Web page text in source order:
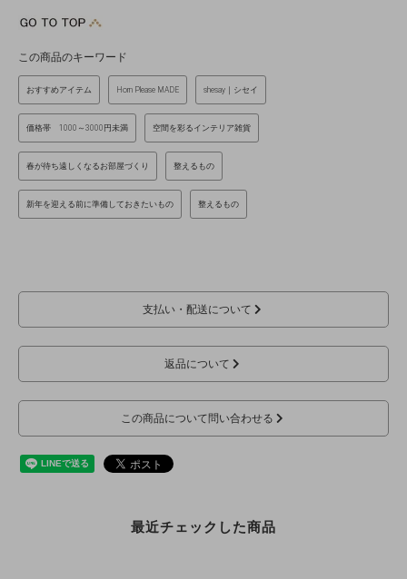
この商品のキーワード
おすすめアイテム Horn Please MADE shesay｜シセイ
価格帯 1000～3000円未満 空間を彩るインテリア雑貨
春が待ち遠しくなるお部屋づくり 整えるもの
新年を迎える前に準備しておきたいもの 整えるもの
支払い・配送について
返品について
この商品について問い合わせる
最近チェックした商品